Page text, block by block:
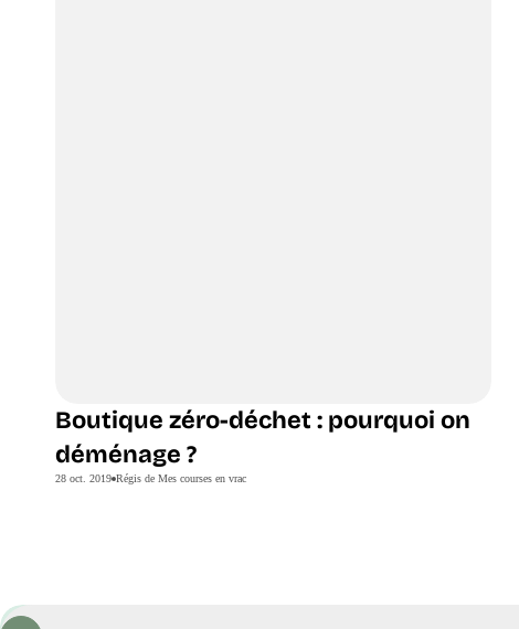
Boutique zéro-déchet : pourquoi on
déménage ?
28 oct. 2019 Régis de Mes courses en vrac
E-
mail